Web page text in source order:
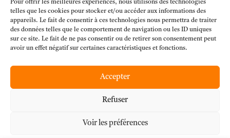
Pour offrir les meilleures expériences, nous utilisons des technologies
telles que les cookies pour stocker et/ou accéder aux informations des
appareils. Le fait de consentir à ces technologies nous permettra de traiter
des données telles que le comportement de navigation ou les ID uniques
sur ce site. Le fait de ne pas consentir ou de retirer son consentement peut
avoir un effet négatif sur certaines caractéristiques et fonctions.
Accepter
Refuser
Voir les préférences
Modèles
Customizer